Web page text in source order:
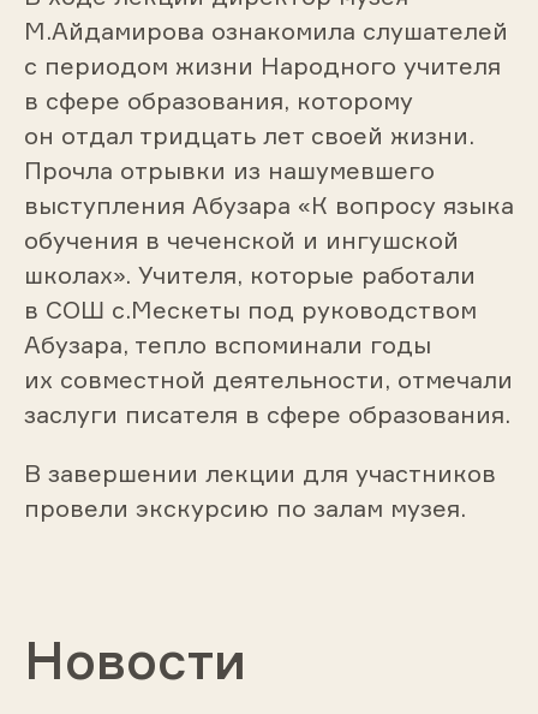
М.Айдамирова ознакомила слушателей
с периодом жизни Народного учителя
в сфере образования, которому
он отдал тридцать лет своей жизни.
Прочла отрывки из нашумевшего
выступления Абузара «К вопросу языка
обучения в чеченской и ингушской
школах». Учителя, которые работали
в СОШ с.Мескеты под руководством
Абузара, тепло вспоминали годы
их совместной деятельности, отмечали
заслуги писателя в сфере образования.
В завершении лекции для участников
провели экскурсию по залам музея.
Новости